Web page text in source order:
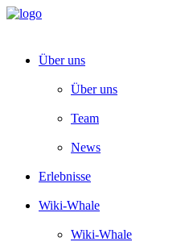
Über uns
Über uns
Team
News
Erlebnisse
Wiki-Whale
Wiki-Whale